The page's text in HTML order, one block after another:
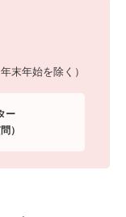
末年始を除く）
ー
）